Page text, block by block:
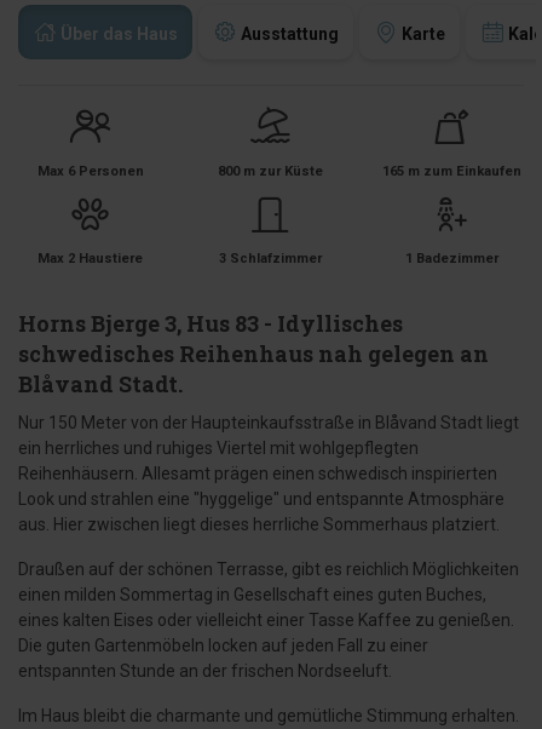
Über das Haus Ausstattung Karte
Max 6 Personen 800 m zur Küste 165 m zum Einkaufen
Max 2 Haustiere 3 Schlafzimmer 1 Badezimmer
Horns Bjerge 3, Hus 83 - Idyllisches
schwedisches Reihenhaus nah gelegen an
Blåvand Stadt.
Nur 150 Meter von der Haupteinkaufsstraße in Blåvand Stadt liegt
ein herrliches und ruhiges Viertel mit wohlgepflegten
Reihenhäusern. Allesamt prägen einen schwedisch inspirierten
Look und strahlen eine "hyggelige" und entspannte Atmosphäre
aus. Hier zwischen liegt dieses herrliche Sommerhaus platziert.
Draußen auf der schönen Terrasse, gibt es reichlich Möglichkeiten
einen milden Sommertag in Gesellschaft eines guten Buches,
eines kalten Eises oder vielleicht einer Tasse Kaffee zu genießen.
Die guten Gartenmöbeln locken auf jeden Fall zu einer
entspannten Stunde an der frischen Nordseeluft.
Im Haus bleibt die charmante und gemütliche Stimmung erhalten.